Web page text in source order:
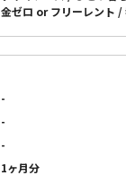
金ゼロ or フリーレント
-
-
-
1ヶ月分